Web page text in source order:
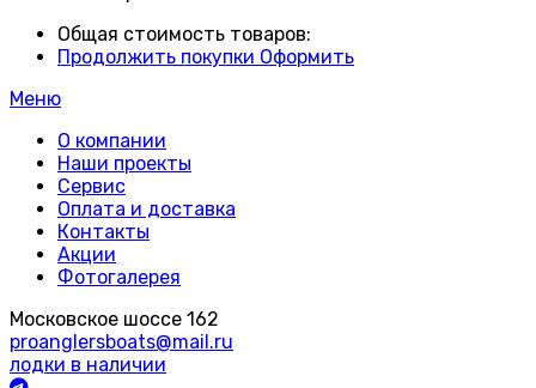
Общая стоимость товаров:
Продолжить покупки Оформить
Меню
О компании
Наши проекты
Сервис
Оплата и доставка
Контакты
Акции
Фотогалерея
Московское шоссе 162
proanglersboats@mail.ru
лодки в наличии